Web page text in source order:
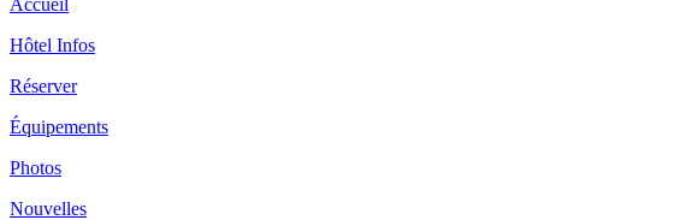
Accueil
Hôtel Infos
Réserver
Équipements
Photos
Nouvelles